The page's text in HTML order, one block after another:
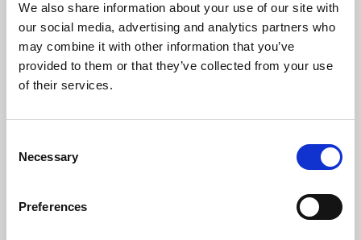
We also share information about your use of our site with
our social media, advertising and analytics partners who
may combine it with other information that you’ve
provided to them or that they’ve collected from your use
of their services.
Selection
Necessary
Preferences